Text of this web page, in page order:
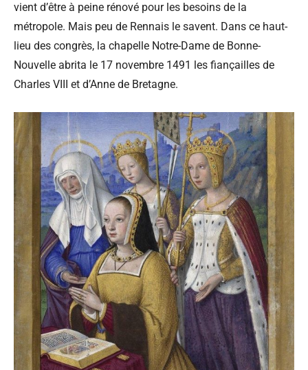
vient d’être à peine rénové pour les besoins de la
métropole. Mais peu de Rennais le savent. Dans ce haut-
lieu des congrès, la chapelle Notre-Dame de Bonne-
Nouvelle abrita le 17 novembre 1491 les fiançailles de
Charles VIII et d’Anne de Bretagne.